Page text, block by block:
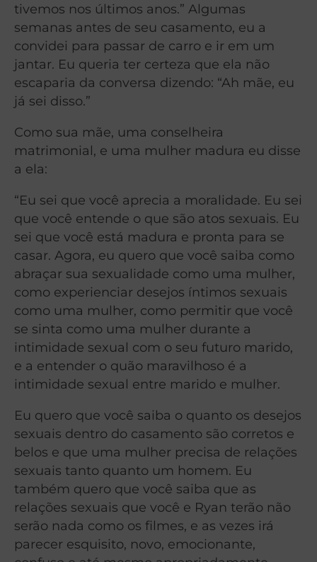
tivemos nos últimos anos.” Algumas
semanas antes de seu casamento, eu a
convidei para passar de carro e ir em um
jantar. Eu queria ter certeza que ela não
escaparia da conversa dizendo: “Ah mãe, eu
já sei disso.”
Como sua mãe, uma conselheira
matrimonial, e uma mulher madura eu disse
a ela:
“Eu sei que você aprecia a moralidade. Eu sei
que você entende o que são atos sexuais. Eu
sei que você está madura e pronta para se
casar. Agora, eu quero que você saiba como
abraçar sua sexualidade como uma mulher,
como experienciar desejos íntimos sexuais
como uma mulher, como permitir que você
se sinta como uma mulher durante a
intimidade sexual com o seu futuro marido,
e a entender o quão maravilhoso é a
intimidade sexual entre marido e mulher.
Eu quero que você saiba o quanto os desejos
sexuais dentro do casamento são corretos e
belos e que uma mulher precisa de relações
sexuais tanto quanto um homem. Eu
também quero que você saiba que as
relações sexuais que você e Ryan terão não
serão nada como os filmes, e as vezes irá
parecer esquisito, novo, emocionante,